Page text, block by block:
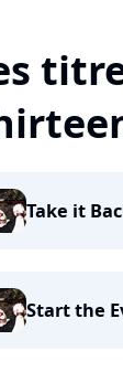
Take it
Start the